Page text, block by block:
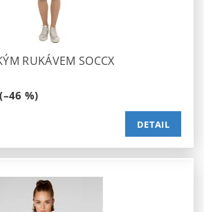
RUKÁVEM SOCCX
%)
DETAIL